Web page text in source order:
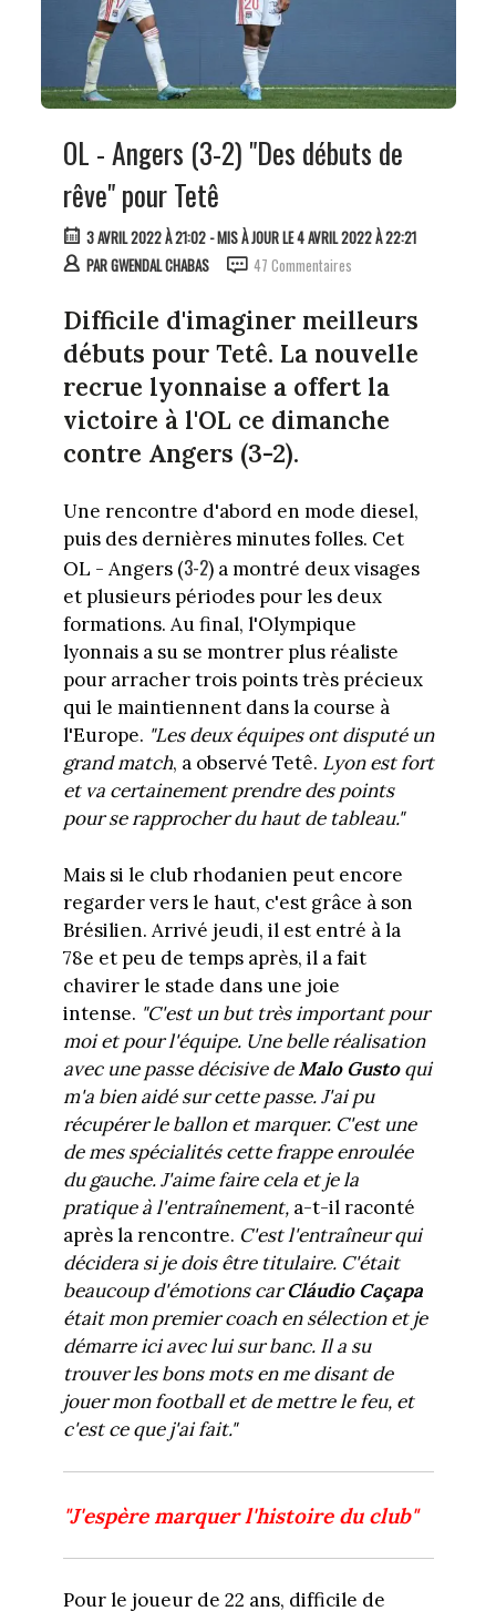
OL - Angers (3-2) "Des débuts de
rêve" pour Tetê
3 AVRIL 2022 À 21:02- MIS À JOUR LE 4 AVRIL 2022 À 22:21
PARGWENDAL CHABAS 47 Commentaires
Difficile d'imaginer meilleurs
débuts pour Tetê. La nouvelle
recrue lyonnaise a offert la
victoire à l'OL ce dimanche
contre Angers (3-2).
Une rencontre d'abord en mode diesel,
puis des dernières minutes folles. Cet
OL - Angers (3-2) a montré deux visages
et plusieurs périodes pour les deux
formations. Au final, l'Olympique
lyonnais a su se montrer plus réaliste
pour arracher trois points très précieux
qui le maintiennent dans la course à
l'Europe. "Les deux équipes ont disputé un
grand match, a observé Tetê. Lyon est fort
et va certainement prendre des points
pour se rapprocher du haut de tableau."
Mais si le club rhodanien peut encore
regarder vers le haut, c'est grâce à son
Brésilien. Arrivé jeudi, il est entré à la
78e et peu de temps après, il a fait
chavirer le stade dans une joie
intense. "C'est un but très important pour
moi et pour l'équipe. Une belle réalisation
avec une passe décisive deMalo Gustoqui
m'a bien aidé sur cette passe. J'ai pu
récupérer le ballon et marquer. C'est une
de mes spécialités cette frappe enroulée
du gauche. J'aime faire cela et je la
pratique à l'entraînement,a-t-il raconté
après la rencontre. C'est l'entraîneur qui
décidera si je dois être titulaire. C'était
beaucoup d'émotions carCláudio Caçapa
était mon premier coach en sélection et je
démarre ici avec lui sur banc. Il a su
trouver les bons mots en me disant de
jouer mon football et de mettre le feu, et
c'est ce que j'ai fait."
"J'espère marquer l'histoire du club"
Pour le joueur de 22 ans, difficile de